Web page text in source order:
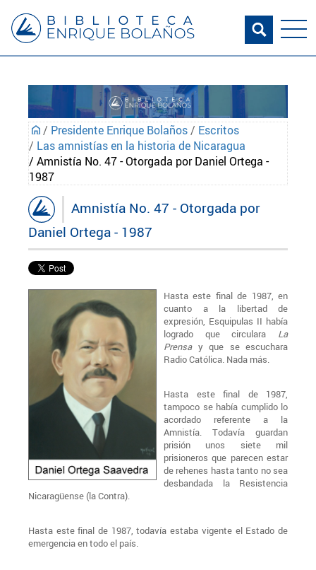
/ Presidente Enrique Bolaños/ Escritos
/ Las amnistías en la historia de Nicaragua
/ Amnistía No. 47 - Otorgada por Daniel Ortega -
1987
Amnistía No. 47 - Otorgada por
Daniel Ortega - 1987
Hasta este final de 1987, en
cuanto a la libertad de
expresión, Esquipulas II había
logrado que circulara La
Prensay que se escuchara
Radio Católica. Nada más.
Hasta este final de 1987,
tampoco se había cumplido lo
acordado referente a la
Amnistía. Todavía guardan
prisión unos siete mil
prisioneros que parecen estar
de rehenes hasta tanto no sea
desbandada la Resistencia
Nicaragüense (la Contra).
Hasta este final de 1987, todavía estaba vigente el Estado de
emergencia en todo el país.